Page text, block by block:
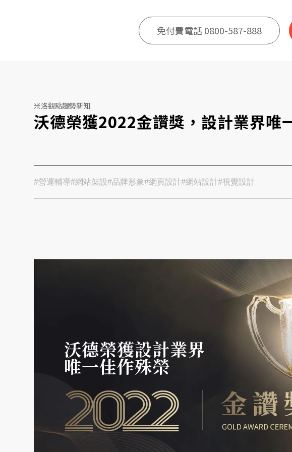
免付費電話 0800-587-888
米洛觀點趨勢新知
沃德榮獲2022金讚獎，設計業界唯
#營運輔導#網站架設#品牌形象#網頁設計#網站設計#視覺設計
沃德榮獲設計業界
唯一佳作殊榮